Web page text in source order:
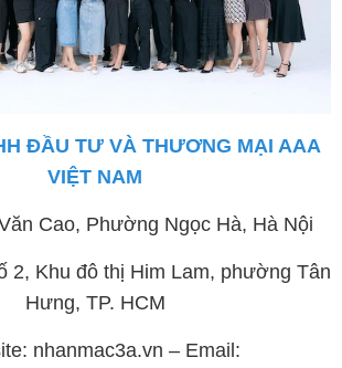
ĐẦU TƯ VÀ THƯƠNG MẠI AAA
VIỆT NAM
Cao, Phường Ngọc Hà, Hà Nội
2, Khu đô thị Him Lam, phường Tân
Hưng, TP. HCM
nhanmac3a.vn – Email: